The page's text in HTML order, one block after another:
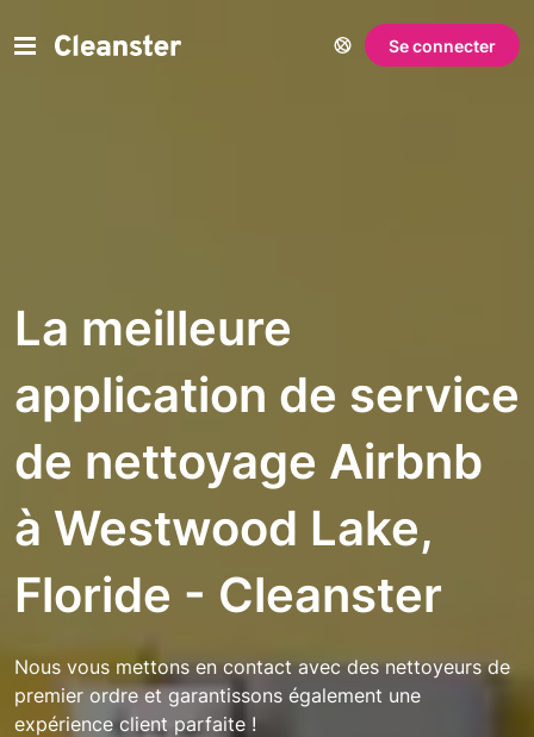
Se connecter
La meilleure
application de service
de nettoyage Airbnb
à Westwood Lake,
Floride - Cleanster
Nous vous mettons en contact avec des nettoyeurs de
premier ordre et garantissons également une
expérience client parfaite !